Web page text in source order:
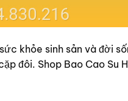
khỏe sinh sản và đời
đôi. Shop Bao Cao Su